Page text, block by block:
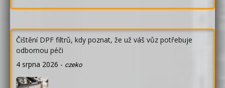
Čištění DPF filtrů, kdy poznat, že už váš vůz potřebuje
odbornou péči
4 srpna 2026 - czeko